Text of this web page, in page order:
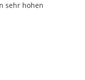
sehr hohen